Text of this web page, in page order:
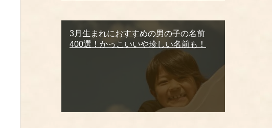
3月生まれにおすすめの男の子の名前
400選！かっこいいや珍しい名前も！